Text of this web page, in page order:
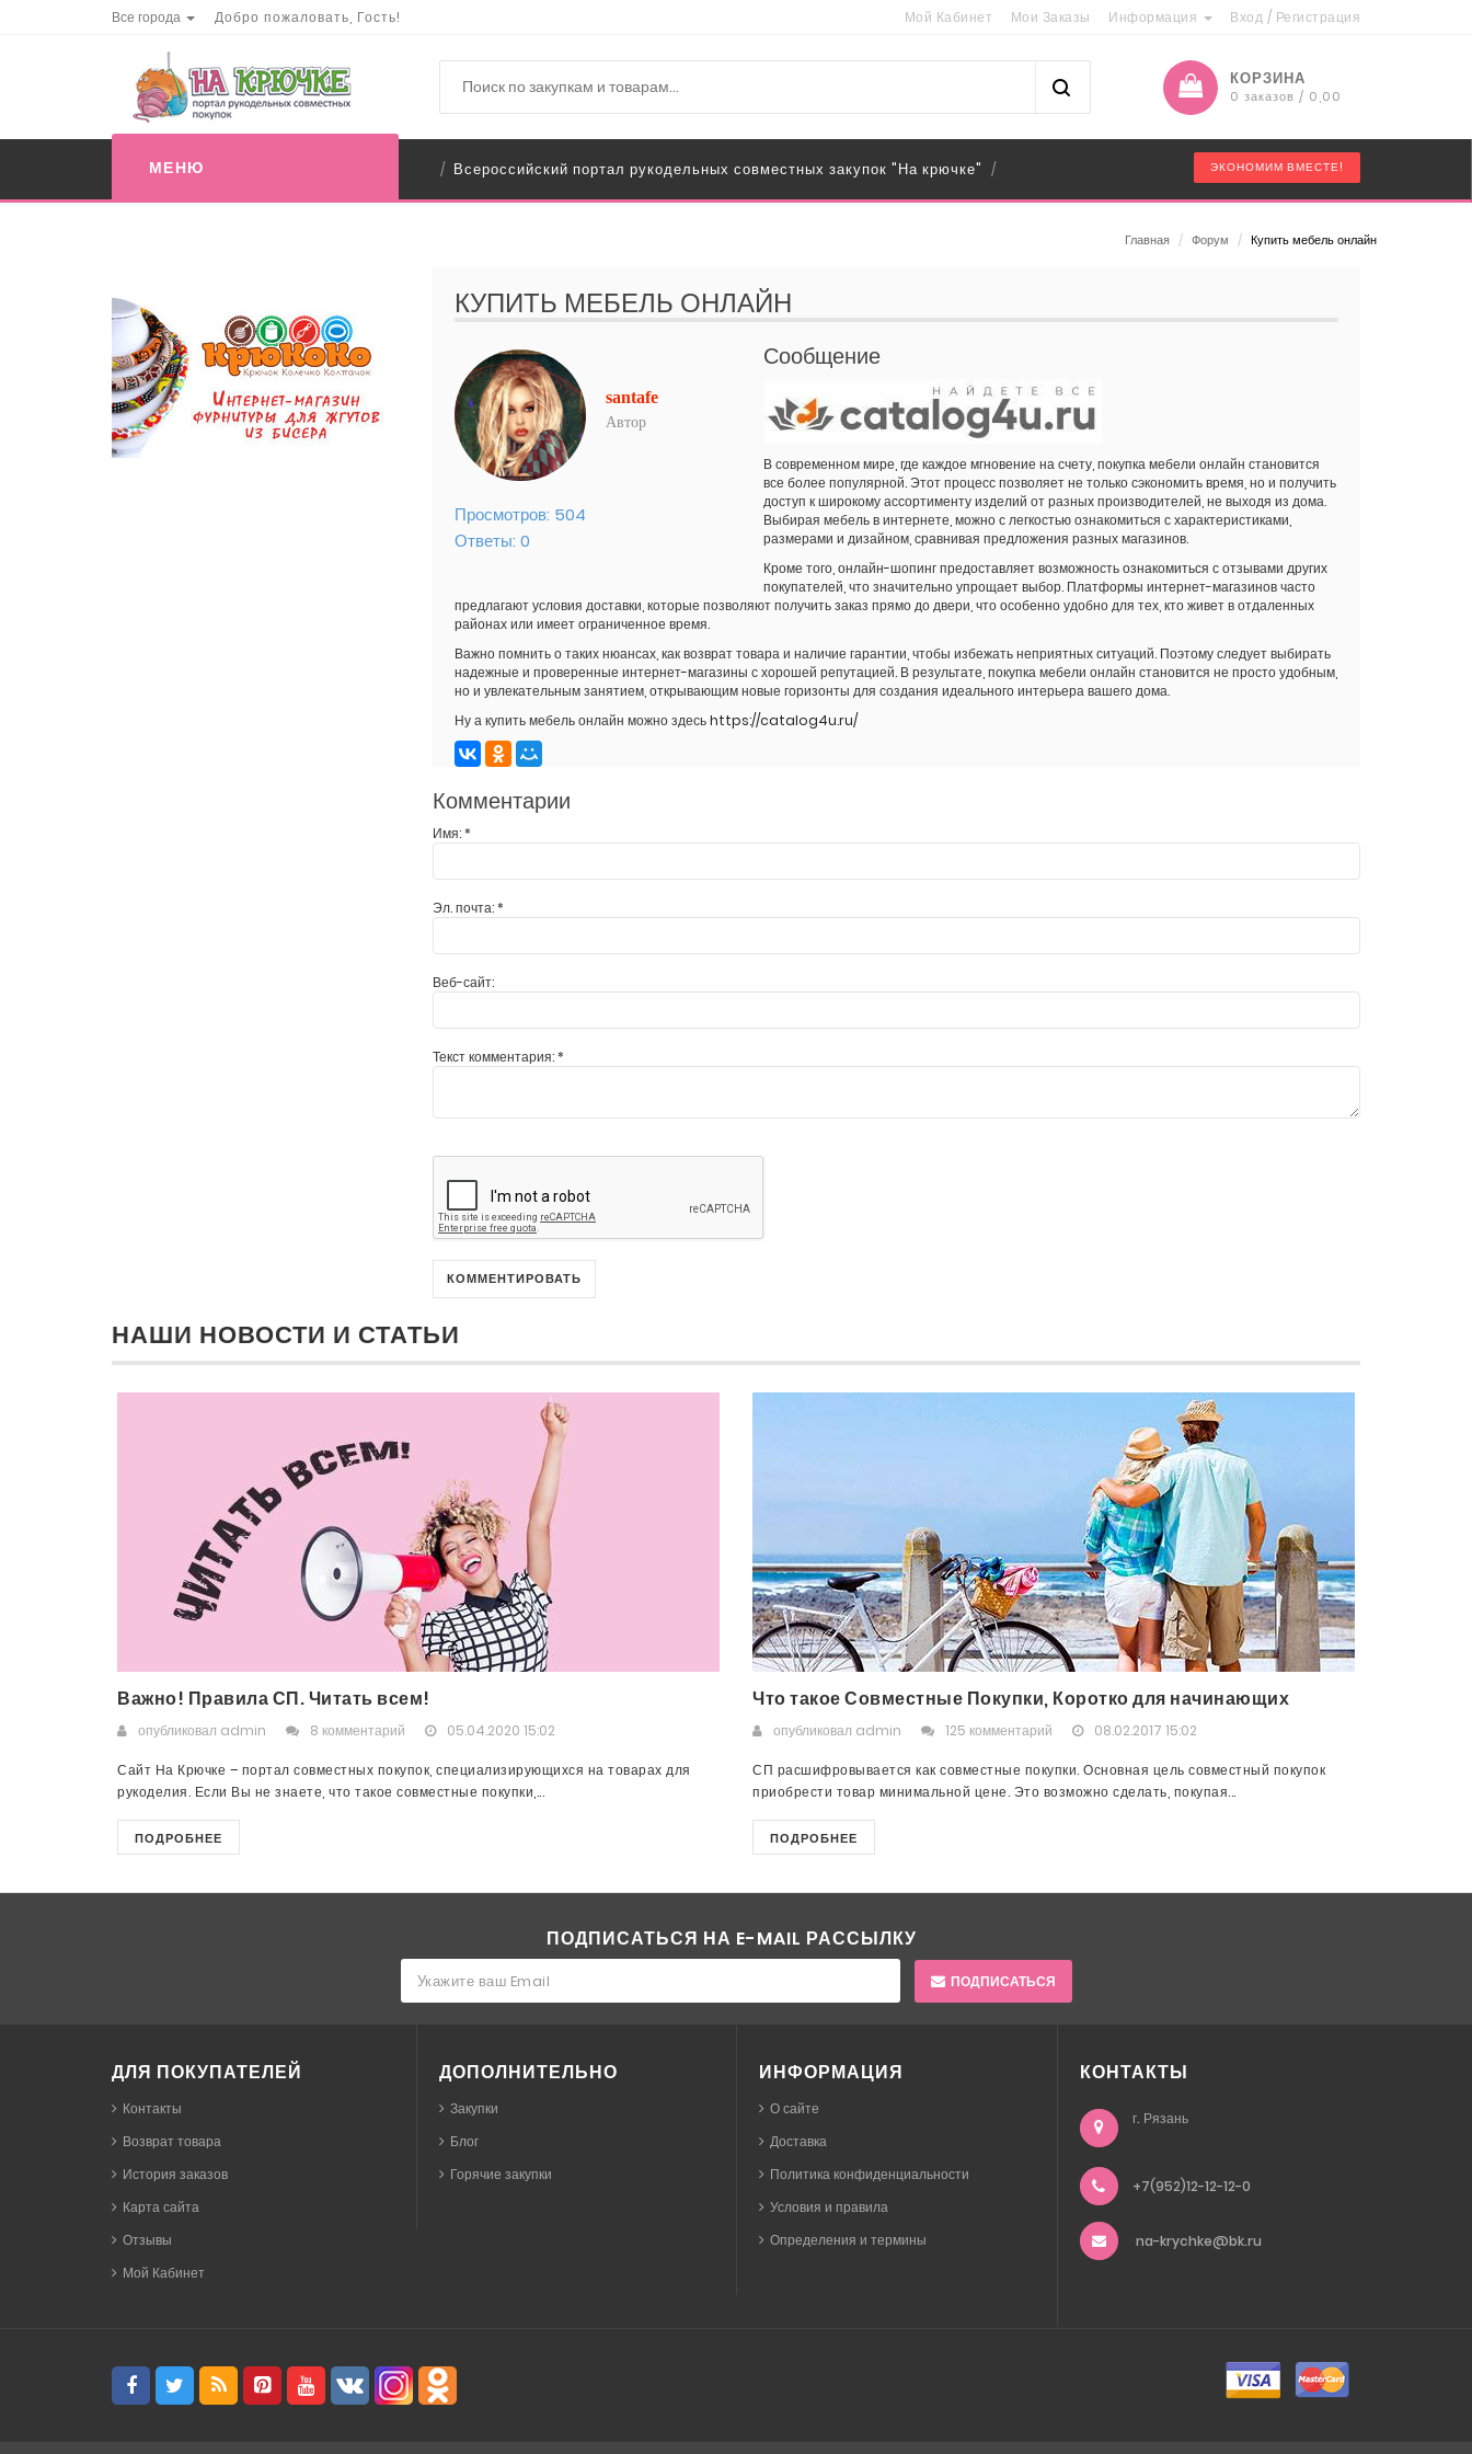
Все города Добро пожаловать, Гость! Мой Кабинет Мои Заказы Информация Вход / Регистрация
КОРЗИНА
0 заказов / 0,00
МЕНЮ / Всероссийский портал рукодельных совместных закупок "На крючке" / ЭКОНОМИМ ВМЕСТЕ!
Главная / Форум / Купить мебель онлайн
КУПИТЬ МЕБЕЛЬ ОНЛАЙН
santafe
Автор
Просмотров: 504
Ответы: 0
Сообщение
В современном мире, где каждое мгновение на счету, покупка мебели онлайн становится
все более популярной. Этот процесс позволяет не только сэкономить время, но и получить
доступ к широкому ассортименту изделий от разных производителей, не выходя из дома.
Выбирая мебель в интернете, можно с легкостью ознакомиться с характеристиками,
размерами и дизайном, сравнивая предложения разных магазинов.
Кроме того, онлайн-шопинг предоставляет возможность ознакомиться с отзывами других
покупателей, что значительно упрощает выбор. Платформы интернет-магазинов часто
предлагают условия доставки, которые позволяют получить заказ прямо до двери, что особенно удобно для тех, кто живет в отдаленных
районах или имеет ограниченное время.
Важно помнить о таких нюансах, как возврат товара и наличие гарантии, чтобы избежать неприятных ситуаций. Поэтому следует выбирать
надежные и проверенные интернет-магазины с хорошей репутацией. В результате, покупка мебели онлайн становится не просто удобным,
но и увлекательным занятием, открывающим новые горизонты для создания идеального интерьера вашего дома.
Ну а купить мебель онлайн можно здесьhttps://catalog4u.ru/
Комментарии
Имя:*
Эл. почта:*
Веб-сайт:
Текст комментария:*
НАШИ НОВОСТИ И СТАТЬИ
Важно! Правила СП. Читать всем!
опубликовал admin 8 комментарий 05.04.2020 15:02
Сайт На Крючке – портал совместных покупок, специализирующихся на товарах для
рукоделия. Если Вы не знаете, что такое совместные покупки,...
ПОДРОБНЕЕ
Что такое Совместные Покупки, Коротко для начинающих
опубликовал admin 125 комментарий 08.02.2017 15:02
СП расшифровывается как совместные покупки. Основная цель совместный покупок
приобрести товар минимальной цене. Это возможно сделать, покупая...
ПОДРОБНЕЕ
ПОДПИСАТЬСЯ НА E-MAIL РАССЫЛКУ
ПОДПИСАТЬСЯ
ДЛЯ ПОКУПАТЕЛЕЙ
Контакты
Возврат товара
История заказов
Карта сайта
Отзывы
Мой Кабинет
ДОПОЛНИТЕЛЬНО
Закупки
Блог
Горячие закупки
ИНФОРМАЦИЯ
О сайте
Доставка
Политика конфиденциальности
Условия и правила
Определения и термины
КОНТАКТЫ
г. Рязань
+7(952)12-12-12-0
na-krychke@bk.ru